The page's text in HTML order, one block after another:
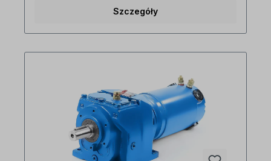
Moment obrotowy=54,0 Nm, współczynnik
waga=16,2 kg Opcjonalnie dostępny jest
dostawie. Zgodnie z normami VDE 0105 i IEC 364,
wszelkie prace związane z elektrycznym
napędem Mogą być wykonywane wyłącznie
przez wykwalifikowany personel. Wszystkie
zdjęcia produktów są niewiążącymi przykładami!
Zastrzega się prawo do zmian technicznych.
Proszę wybrać żądaną pozycję instalacji i wersję
podczas składania zamówienia!
Szczegóły